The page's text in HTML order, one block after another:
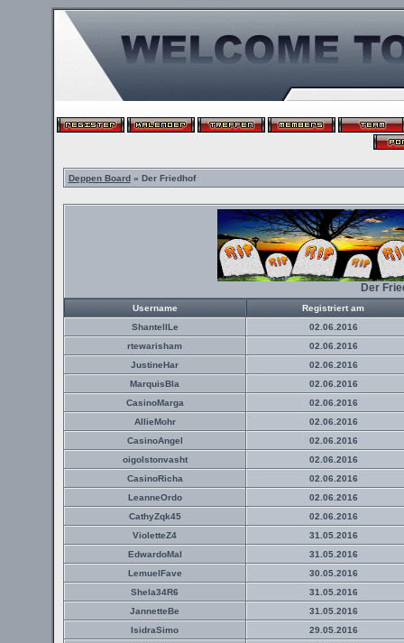
Deppen Board» Der Friedhof
Der
Username
Registriert am
ShantellLe
02.06.2016
rtewarisham
02.06.2016
JustineHar
02.06.2016
MarquisBla
02.06.2016
CasinoMarga
02.06.2016
AllieMohr
02.06.2016
CasinoAngel
02.06.2016
oigolstonvasht
02.06.2016
CasinoRicha
02.06.2016
LeanneOrdo
02.06.2016
CathyZqk45
02.06.2016
VioletteZ4
31.05.2016
EdwardoMal
31.05.2016
LemuelFave
30.05.2016
Shela34R6
31.05.2016
JannetteBe
31.05.2016
IsidraSimo
29.05.2016